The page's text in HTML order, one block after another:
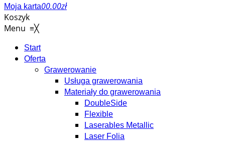
Moja karta00.00zł
Koszyk
Menu ≡╳
Start
Oferta
Grawerowanie
Usługa grawerowania
Materiały do grawerowania
DoubleSide
Flexible
Laserables Metallic
Laser Folia